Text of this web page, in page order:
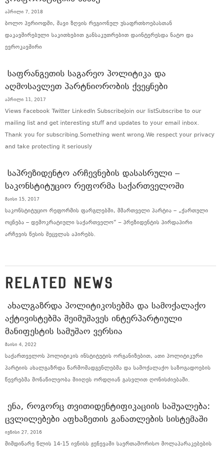
აპრილი 7, 2018
ბოლო პერიოდში, შავი ზღვის რეგიონულ უსაფრთხოებასთან
დაკავშირებული საკითხებით განსაკუთრებით დაინტერესდა ნატო და
ევროკავშირი
ᲡᲐᲤᲠᲐᲜᲒᲔᲗᲘᲡ ᲡᲐᲒᲐᲠᲔᲝ ᲞᲝᲚᲘᲢᲘᲙᲐ ᲓᲐ
ᲐᲦᲛᲝᲡᲐᲕᲚᲔᲗ ᲞᲐᲠᲢᲜᲘᲝᲠᲝᲑᲘᲡ ᲥᲕᲔᲧᲜᲔᲑᲘ
აპრილი 11, 2017
Views Facebook Twitter LinkedIn SubscribeJoin our listSubscribe to our
mailing list and get interesting stuff and updates to your email inbox.
Thank you for subscribing.Something went wrong.We respect your privacy
and take protecting it seriously
ᲡᲐᲞᲠᲔᲖᲘᲓᲔᲜᲢᲝ ᲐᲠᲩᲔᲕᲜᲔᲑᲘᲡ ᲓᲐᲡᲐᲡᲠᲣᲚᲘ –
ᲡᲐᲙᲝᲜᲡᲢᲘᲢᲣᲪᲘᲝ ᲠᲔᲤᲝᲠᲛᲐ ᲡᲐᲥᲐᲠᲗᲕᲔᲚᲝᲨᲘ
მაისი 15, 2017
საკონსტიტუციო რეფორმის ფარგლებში, მმართველი პარტია – „ქართული
ოცნება – დემოკრატიული საქართველო“ – პრეზიდენტის პირდაპირი
არჩევის წესის შეცვლას აპირებს.
RELATED NEWS
ᲐᲮᲐᲚᲒᲐᲖᲠᲓᲐ ᲞᲝᲚᲘᲢᲘᲙᲝᲡᲔᲑᲛᲐ ᲓᲐ ᲡᲐᲛᲝᲥᲐᲚᲐᲥᲝ
ᲐᲥᲢᲘᲕᲘᲡᲢᲔᲑᲛᲐ ᲨᲔᲘᲛᲣᲨᲐᲕᲔᲡ ᲘᲜᲢᲔᲠᲞᲐᲠᲢᲘᲣᲚᲘ
ᲛᲐᲜᲘᲤᲔᲡᲢᲘᲡ ᲡᲐᲛᲣᲨᲐᲝ ᲕᲔᲠᲡᲘᲐ
მაისი 4, 2022
საქართველოს პოლიტიკის ინსტიტუტის ორგანიზებით, ათი პოლიტიკური
პარტიის ახალგაზრდა წარმომადგენლებმა და სამოქალაქო საზოგადოების
წევრებმა მონაწილეობა მიიღეს ორდღიან გასვლით ღონისძიებაში.
ᲔᲜᲐ, ᲠᲝᲒᲝᲠᲪ ᲗᲕᲘᲗᲘᲓᲔᲜᲢᲘᲤᲘᲙᲐᲪᲘᲘᲡ ᲡᲐᲨᲣᲐᲚᲔᲑᲐ:
ᲪᲕᲚᲘᲚᲔᲑᲔᲑᲘ ᲐᲤᲮᲐᲖᲔᲗᲘᲡ ᲒᲐᲜᲐᲗᲚᲔᲑᲘᲡ ᲡᲘᲡᲢᲔᲛᲐᲨᲘ
ივნისი 27, 2016
მიმდინარე წლის 14-15 ივნისს ჟენევაში საერთაშორისო მოლაპარაკებების